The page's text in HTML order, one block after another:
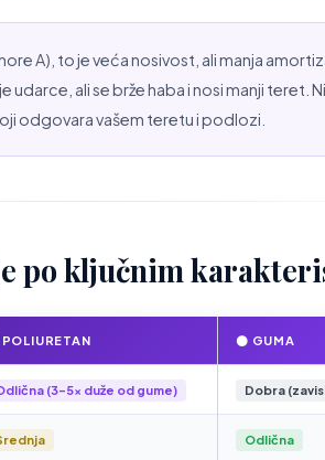
A), to je veća nosivost, ali manja
udarce, ali se brže haba i nosi manji teret.
odgovara vašem teretu i podlozi.
po ključnim
POLIURETAN ⚫ GUMA
(3–5× duže od gume) Dobra
Odlična